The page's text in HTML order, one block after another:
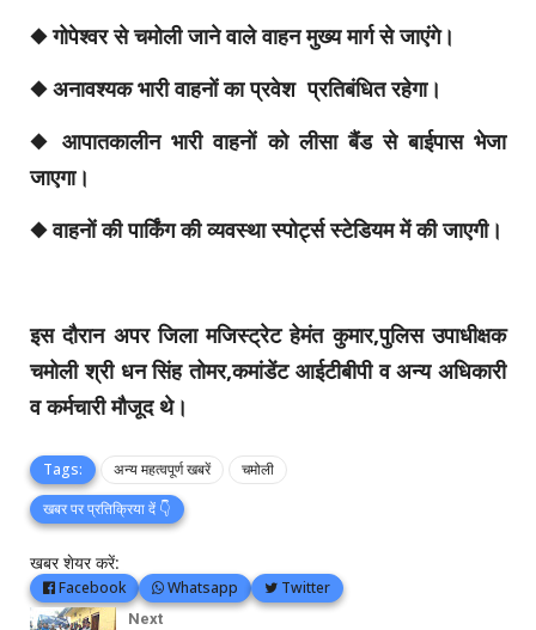
◆ गोपेश्वर से चमोली जाने वाले वाहन मुख्य मार्ग से जाएंगे।
◆ अनावश्यक भारी वाहनों का प्रवेश प्रतिबंधित रहेगा।
◆ आपातकालीन भारी वाहनों को लीसा बैंड से बाईपास भेजा
जाएगा।
◆ वाहनों की पार्किंग की व्यवस्था स्पोर्ट्स स्टेडियम में की जाएगी।
इस दौरान अपर जिला मजिस्ट्रेट हेमंत कुमार,पुलिस उपाधीक्षक
चमोली श्री धन सिंह तोमर,कमांडेंट आईटीबीपी व अन्य अधिकारी
व कर्मचारी मौजूद थे।
Tags: अन्य महत्वपूर्ण खबरें
चमोली
खबर पर प्रतिक्रिया दें 👇
खबर शेयर करें:
Facebook Whatsapp Twitter
Next